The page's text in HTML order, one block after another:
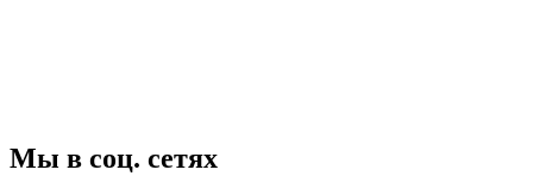
Мы в соц. сетях